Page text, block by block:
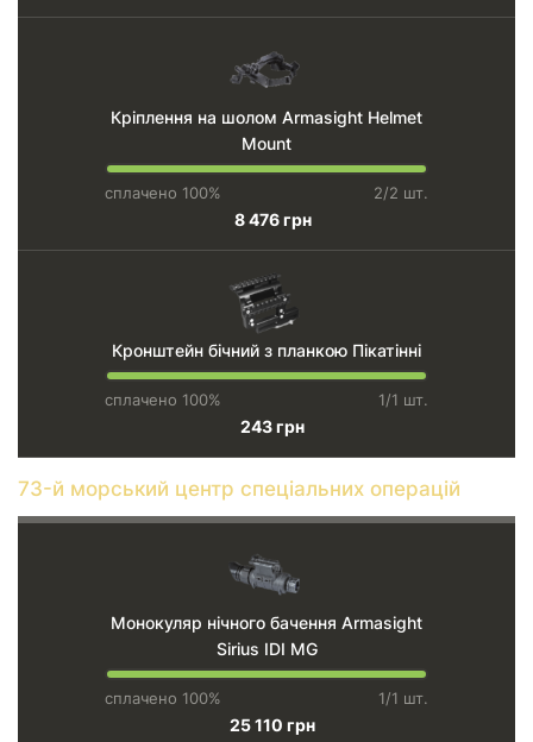
Кріплення на шолом Armasight Helmet
Mount
сплачено 100% 2/2 шт.
8 476 грн
Кронштейн бічний з планкою Пікатінні
сплачено 100% 1/1 шт.
243 грн
73-й морський центр спеціальних операцій
Монокуляр нічного бачення Armasight
Sirius IDI MG
сплачено 100% 1/1 шт.
25 110 грн